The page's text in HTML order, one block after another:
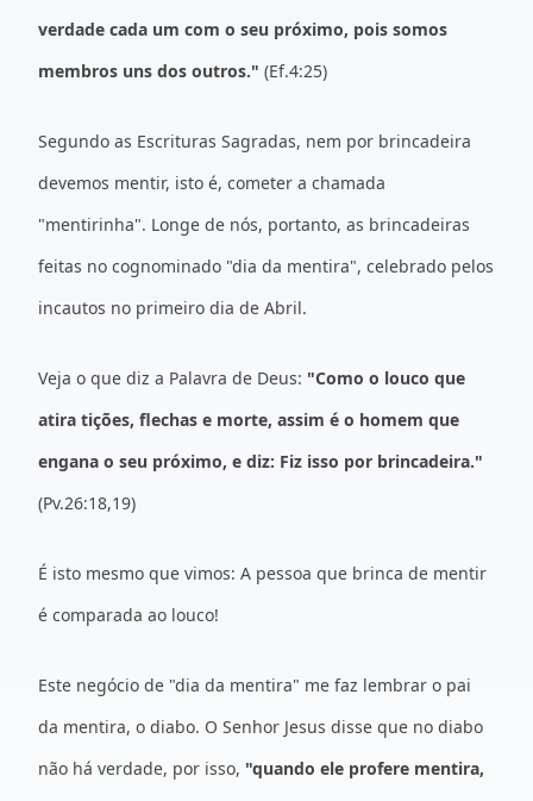
verdade cada um com o seu próximo, pois somos
membros uns dos outros." (Ef.4:25)
Segundo as Escrituras Sagradas, nem por brincadeira
devemos mentir, isto é, cometer a chamada
"mentirinha". Longe de nós, portanto, as brincadeiras
feitas no cognominado "dia da mentira", celebrado pelos
incautos no primeiro dia de Abril.
Veja o que diz a Palavra de Deus: "Como o louco que
atira tições, flechas e morte, assim é o homem que
engana o seu próximo, e diz: Fiz isso por brincadeira."
(Pv.26:18,19)
É isto mesmo que vimos: A pessoa que brinca de mentir
é comparada ao louco!
Este negócio de "dia da mentira" me faz lembrar o pai
da mentira, o diabo. O Senhor Jesus disse que no diabo
não há verdade, por isso, "quando ele profere mentira,